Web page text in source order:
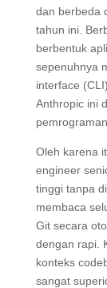
dan berbeda
tahun ini.
berbentuk
sepenuhnya
interface
Anthropic ini
Oleh karena
engineer
tinggi tanpa
membaca
Git secara
dengan rapi.
konteks
sangat